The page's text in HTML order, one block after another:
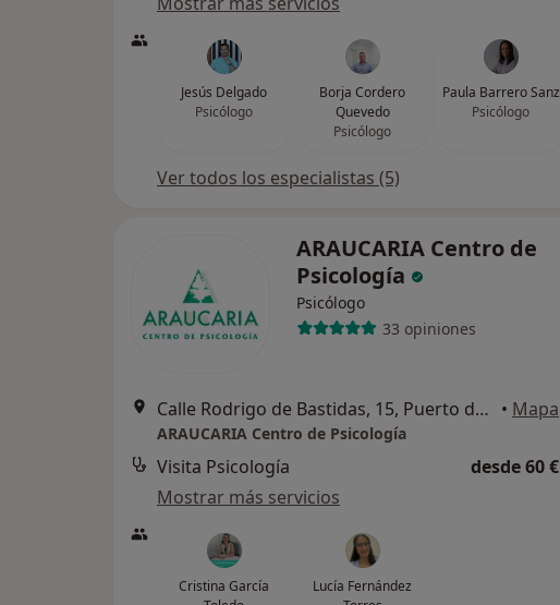
Jesús Delgado
Psicólogo
Borja Cordero
Quevedo
Psicólogo
Paula Barrero Sanz
Psicólogo
Ver todos los especialistas (5)
ARAUCARIA Centro de
Psicología
Psicólogo
33 opiniones
Calle Rodrigo de Bastidas, 15, Puerto de Santa Maria, El • Mapa
ARAUCARIA Centro de Psicología
Visita Psicología
desde 60 €
Mostrar más servicios
Cristina García
Lucía Fernández